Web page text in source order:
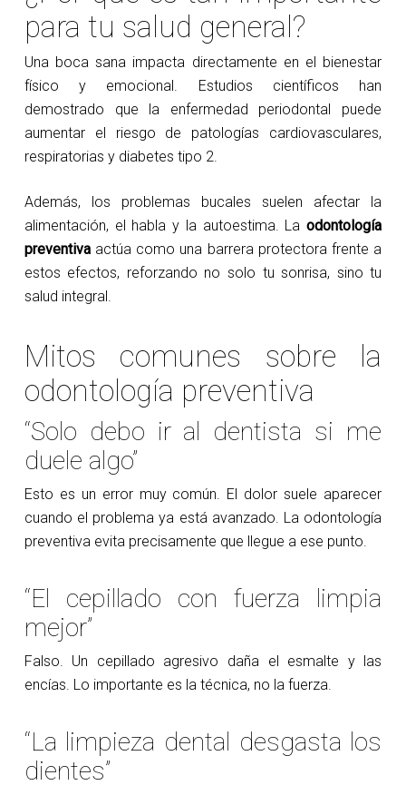
para tu salud general?
Una boca sana impacta directamente en el bienestar
físico y emocional. Estudios científicos han
demostrado que la enfermedad periodontal puede
aumentar el riesgo de patologías cardiovasculares,
respiratorias y diabetes tipo 2.
Además, los problemas bucales suelen afectar la
alimentación, el habla y la autoestima. Laodontología
preventivaactúa como una barrera protectora frente a
estos efectos, reforzando no solo tu sonrisa, sino tu
salud integral.
Mitos comunes sobre la
odontología preventiva
“Solo debo ir al dentista si me
duele algo”
Esto es un error muy común. El dolor suele aparecer
cuando el problema ya está avanzado. La odontología
preventiva evita precisamente que llegue a ese punto.
“El cepillado con fuerza limpia
mejor”
Falso. Un cepillado agresivo daña el esmalte y las
encías. Lo importante es la técnica, no la fuerza.
“La limpieza dental desgasta los
dientes”